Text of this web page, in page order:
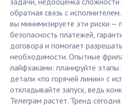
обратная связь с
вы минимизируете эти риски —
безопасность платежей,
договора и помогает
необходимости. Опытные
лайфхаками: планируйте этапы
детали «по горячей линии» с
откладывайте запуск, ведь
Телеграм растет. Тренд